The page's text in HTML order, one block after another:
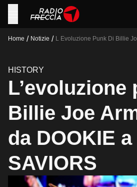
Home / Notizie / L Evoluzione Punk Di Billie
HISTORY
L’evoluzione
Billie Joe
da DOOKIE a
SAVIORS